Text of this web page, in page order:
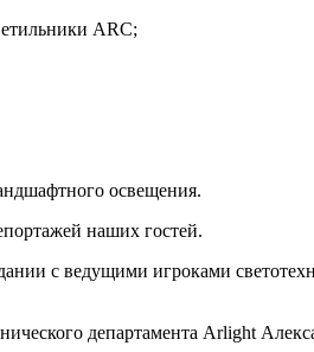
ARC;
освещения.
наших гостей.
с ведущими игроками
департамента Arlight